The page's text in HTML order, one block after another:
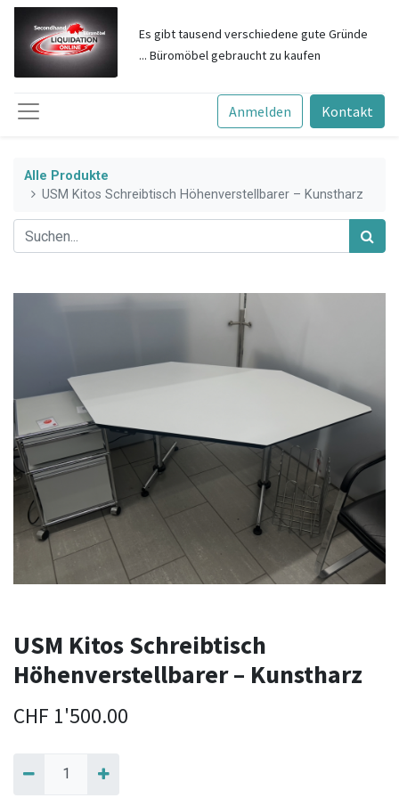
Es gibt tausend verschiedene gute Gründe
... Büromöbel gebraucht zu kaufen
Anmelden Kontakt
Alle Produkte
USM Kitos Schreibtisch Höhenverstellbarer – Kunstharz
USM Kitos Schreibtisch
Höhenverstellbarer – Kunstharz
CHF 1'500.00